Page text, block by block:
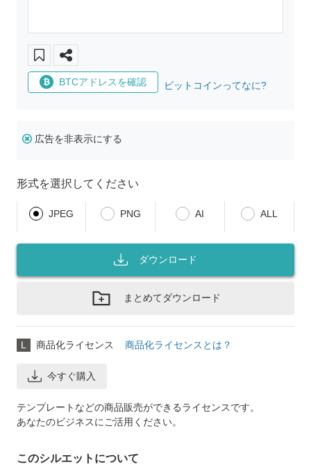
BTCアドレスを確認 ビットコインってなに?
広告を非表示にする
形式を選択してください
JPEG PNG AI ALL
ダウンロード
まとめてダウンロード
L 商品化ライセンス 商品化ライセンスとは？
今すぐ購入
テンプレートなどの商品販売ができるライセンスです。
あなたのビジネスにご活用ください。
このシルエットについて